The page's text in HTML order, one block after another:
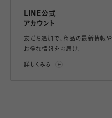
LINE公式
アカウント
友だち追加で、 商品の最新情報や
お得な情報をお届け。
詳しくみる